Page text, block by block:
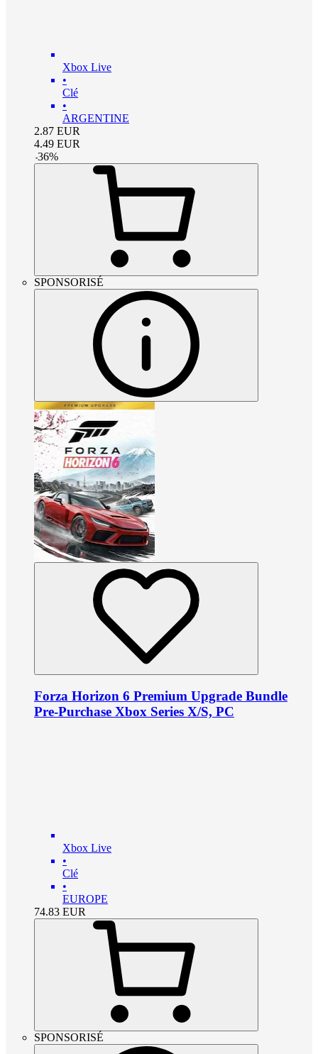
Xbox Live
•
Clé
•
ARGENTINE
2.87 EUR
4.49 EUR
-36%
SPONSORISÉ
Forza Horizon 6 Premium Upgrade Bundle
Pre-Purchase Xbox Series X/S, PC
Xbox Live
•
Clé
•
EUROPE
74.83 EUR
SPONSORISÉ